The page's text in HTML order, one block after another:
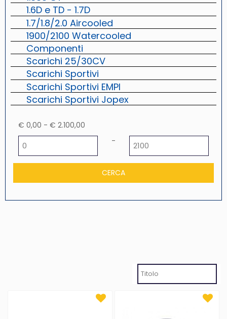
1.6D e TD - 1.7D
1.7/1.8/2.0 Aircooled
1900/2100 Watercooled
Componenti
Scarichi 25/30CV
Scarichi Sportivi
Scarichi Sportivi EMPI
Scarichi Sportivi Jopex
€ 0,00 - € 2.100,00
-